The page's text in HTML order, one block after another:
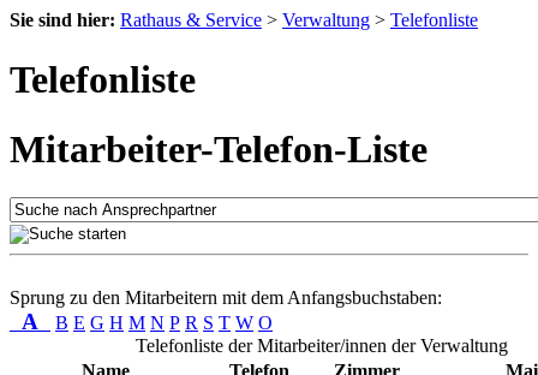
Sie sind hier: Rathaus & Service > Verwaltung > Telefonliste
Telefonliste
Mitarbeiter-Telefon-Liste
Sprung zu den Mitarbeitern mit dem Anfangsbuchstaben:
A B E G H M N P R S T W O
Telefonliste der Mitarbeiter/innen der Verwaltung